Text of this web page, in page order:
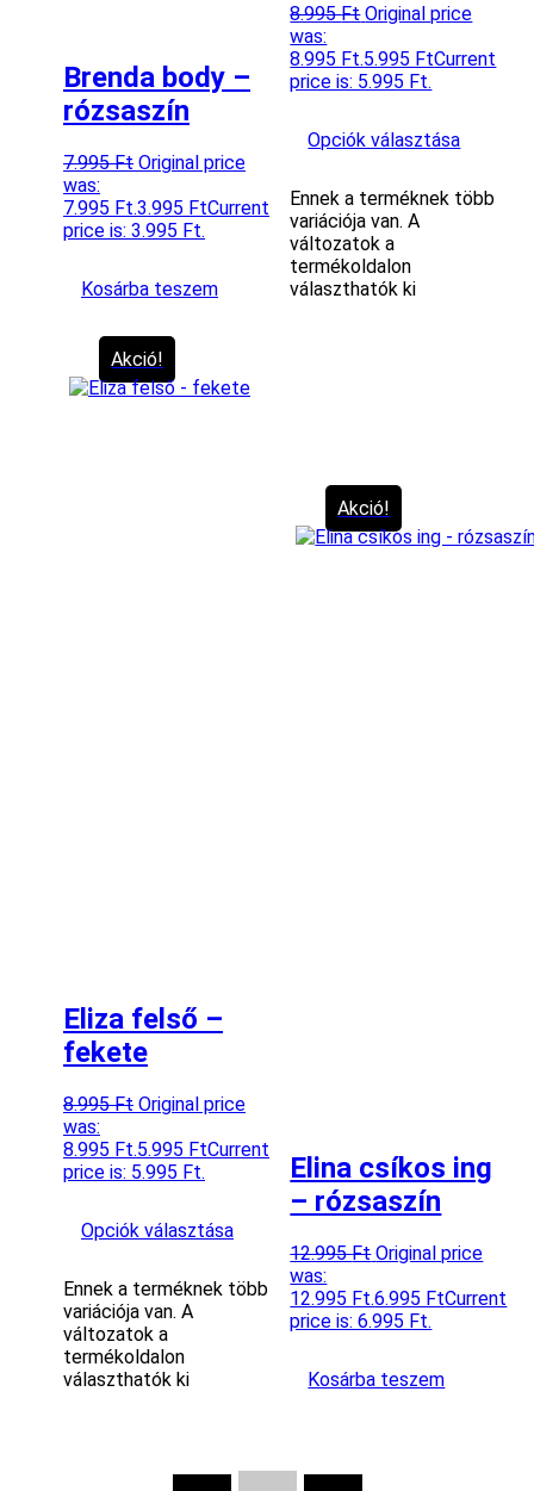
Brenda body –
rózsaszín
7.995Ft Original price
was:
7.995 Ft.3.995 FtCurrent
price is: 3.995 Ft.
Kosárba teszem
8.995Ft Original price
was:
8.995 Ft.5.995 FtCurrent
price is: 5.995 Ft.
Opciók választása
Ennek a terméknek több
variációja van. A
változatok a
termékoldalon
választhatók ki
Akció!
Eliza felső –
fekete
8.995Ft Original price
was:
8.995 Ft.5.995 FtCurrent
price is: 5.995 Ft.
Opciók választása
Ennek a terméknek több
variációja van. A
változatok a
termékoldalon
választhatók ki
Akció!
Elina csíkos ing
– rózsaszín
12.995Ft Original price
was:
12.995 Ft.6.995 FtCurrent
price is: 6.995 Ft.
Kosárba teszem